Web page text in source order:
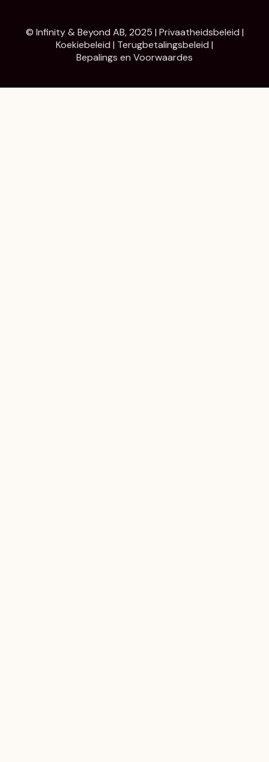
© Infinity & Beyond AB, 2025 | Privaatheidsbeleid |
Koekiebeleid | Terugbetalingsbeleid |
Bepalings en Voorwaardes